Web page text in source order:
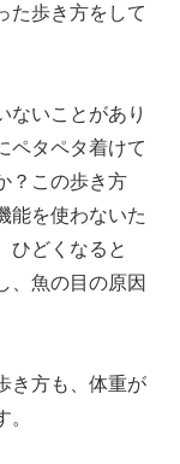
た歩き方をして
ないことがあり
ペタペタ着けて
？この歩き方
能を使わないた
ひどくなると
、魚の目の原因
き方も、体重が